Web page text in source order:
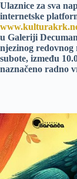
Ulaznice za sva
internetske
u Galeriji
njezinog
subote, između
naznačeno radno